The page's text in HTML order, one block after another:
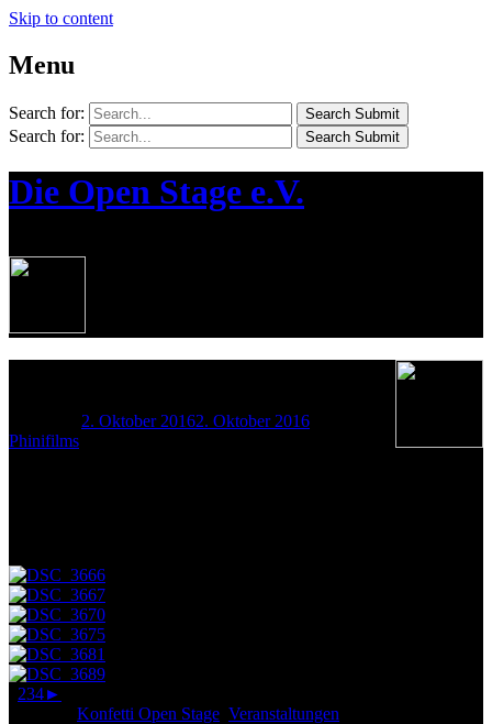
Skip to content
Menu
Search for: Search Submit
Search for: Search Submit
Die Open Stage e.V.
2. Oktober 20162. Oktober 2016
Phinifilms
234►
Konfetti Open Stage Veranstaltungen